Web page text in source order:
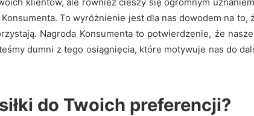
To wyróżnienie jest dla nas dowodem na
Nagroda Konsumenta to potwierdzenie, że
dumni z tego osiągnięcia, które motywuje nas do
do Twoich preferencji?